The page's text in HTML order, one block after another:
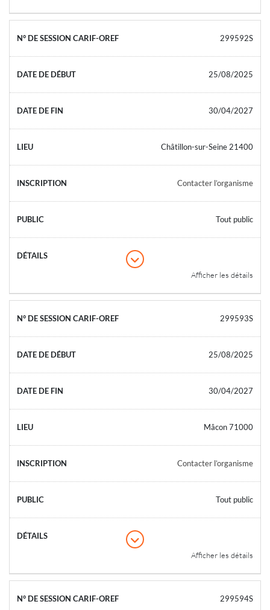
299592S
25/08/2025
30/04/2027
Châtillon-sur-Seine 21400
Contacter l’organisme
Tout public
Afficher les détails
299593S
25/08/2025
30/04/2027
Mâcon 71000
Contacter l’organisme
Tout public
Afficher les détails
299594S